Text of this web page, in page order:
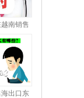
南销售
出口东